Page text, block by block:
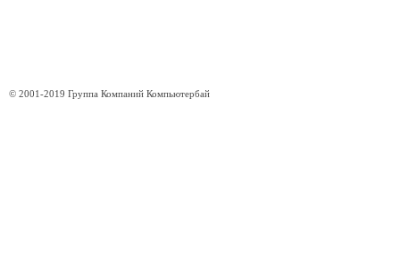
© 2001-2019 Группа Компаний Компьютербай